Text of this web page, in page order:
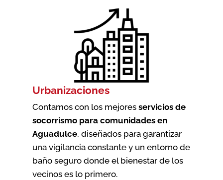
Urbanizaciones
Contamos con los mejores servicios de
socorrismo para comunidades en
Aguadulce, diseñados para garantizar
una vigilancia constante y un entorno de
baño seguro donde el bienestar de los
vecinos es lo primero.